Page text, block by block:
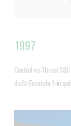
1997
Castrol və Thrust
dəfə Formula 1-in